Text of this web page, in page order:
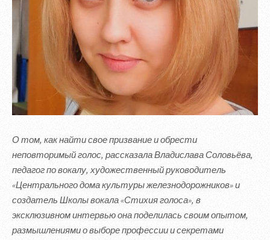
О том, как найти свое призвание и обрести
неповторимый голос, рассказала Владислава Соловьёва,
педагог по вокалу, художественный руководитель
«Центрального дома культуры железнодорожников» и
создатель Школы вокала «Стихия голоса», в
эксклюзивном интервью она поделилась своим опытом,
размышлениями о выборе профессии и секретами